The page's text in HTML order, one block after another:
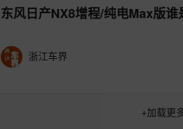
东风日产NX8增程/纯电Max版
浙江车界
+加载更